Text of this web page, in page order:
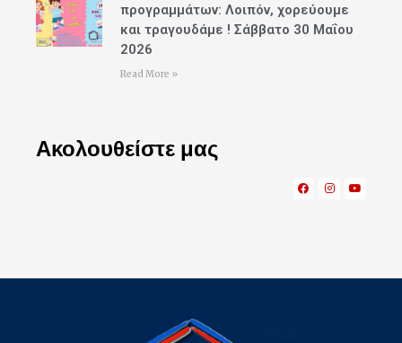
προγραμμάτων: Λοιπόν, χορεύουμε
και τραγουδάμε ! Σάββατο 30 Μαΐου
2026
Read More »
Ακολουθείστε μας